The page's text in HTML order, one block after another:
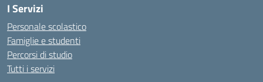
I Servizi
Personale scolastico
Famiglie e studenti
Percorsi di studio
Tutti i servizi